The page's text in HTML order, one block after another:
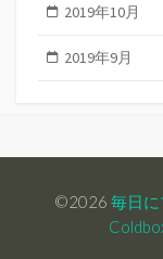
2019年10月
2019年9月
©2026 毎日